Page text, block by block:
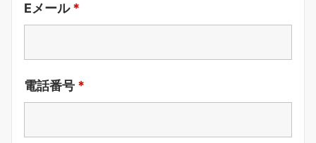
Eメール*
電話番号 *